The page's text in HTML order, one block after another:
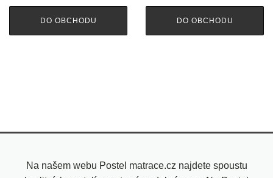
DO OBCHODU DO OBCHODU
Na našem webu Postel matrace.cz najdete spoustu